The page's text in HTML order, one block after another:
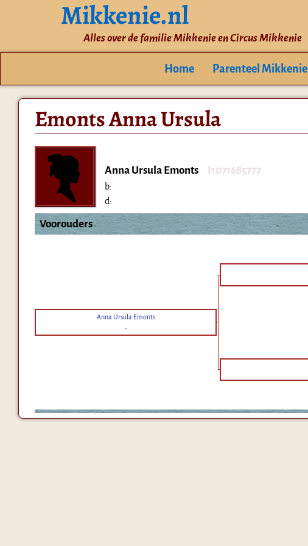
Mikkenie.nl
Alles over de familie Mikkenie en Circus Mikkenie
Home Parenteel Mikkenie
Emonts Anna Ursula
Anna Ursula Emonts I1071685777
b:
d:
Voorouders
Anna Ursula Emonts
-